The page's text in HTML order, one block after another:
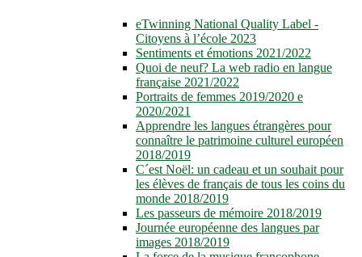
eTwinning National Quality Label -
Citoyens à l’école 2023
Sentiments et émotions 2021/2022
Quoi de neuf? La web radio en langue
française 2021/2022
Portraits de femmes 2019/2020 e
2020/2021
Apprendre les langues étrangères pour
connaître le patrimoine culturel européen
2018/2019
C´est Noël: un cadeau et un souhait pour
les élèves de français de tous les coins du
monde 2018/2019
Les passeurs de mémoire 2018/2019
Journée européenne des langues par
images 2018/2019